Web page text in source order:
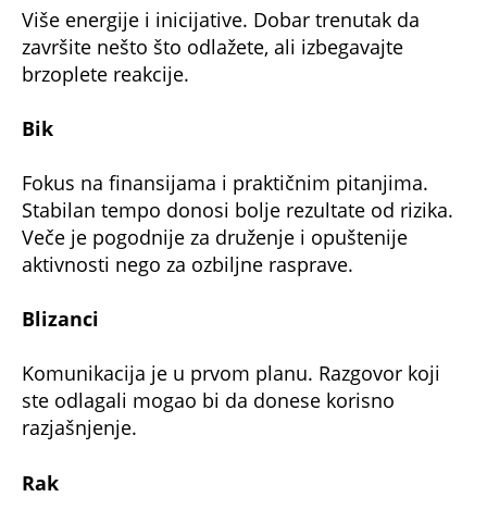
Više energije i inicijative. Dobar trenutak da
završite nešto što odlažete, ali izbegavajte
brzoplete reakcije.
Bik
Fokus na finansijama i praktičnim pitanjima.
Stabilan tempo donosi bolje rezultate od rizika.
Veče je pogodnije za druženje i opuštenije
aktivnosti nego za ozbiljne rasprave.
Blizanci
Komunikacija je u prvom planu. Razgovor koji
ste odlagali mogao bi da donese korisno
razjašnjenje.
Rak